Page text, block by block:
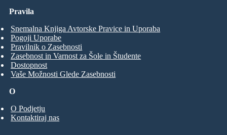
O
O Podjetju
Kontaktiraj nas
Pravila
Snemalna Knjiga Avtorske Pravice in Uporaba
Pogoji Uporabe
Pravilnik o Zasebnosti
Zasebnost in Varnost za Šole in Študente
Dostopnost
Vaše Možnosti Glede Zasebnosti